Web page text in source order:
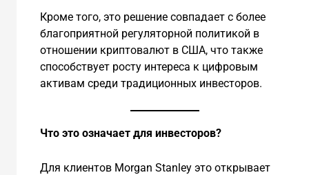
Кроме того, это решение совпадает с более
благоприятной регуляторной политикой в
отношении криптовалют в США, что также
способствует росту интереса к цифровым
активам среди традиционных инвесторов.
Что это означает для инвесторов?
Для клиентов Morgan Stanley это открывает